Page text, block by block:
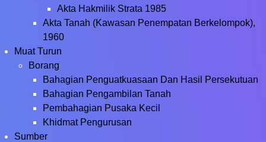
Akta Hakmilik Strata 1985
Akta Tanah (Kawasan Penempatan Berkelompok),
1960
Muat Turun
Borang
Bahagian Penguatkuasaan Dan Hasil Persekutuan
Bahagian Pengambilan Tanah
Pembahagian Pusaka Kecil
Khidmat Pengurusan
Sumber